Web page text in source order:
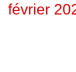
février